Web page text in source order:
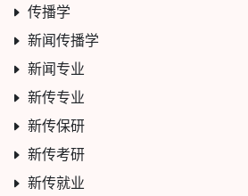
传播学
新闻传播学
新闻专业
新传专业
新传保研
新传考研
新传就业